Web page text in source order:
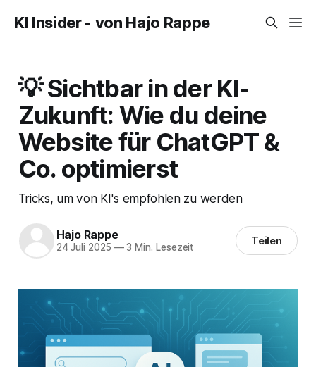
KI Insider - von Hajo Rappe
💡 Sichtbar in der KI-
Zukunft: Wie du deine
Website für ChatGPT &
Co. optimierst
Tricks, um von KI's empfohlen zu werden
Hajo Rappe
24 Juli 2025 —3 Min. Lesezeit Teilen